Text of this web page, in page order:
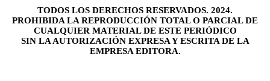
TODOS LOS DERECHOS RESERVADOS. 2024.
PROHIBIDA LA REPRODUCCIÓN TOTAL O PARCIAL DE
CUALQUIER MATERIAL DE ESTE PERIÓDICO
SIN LA AUTORIZACIÓN EXPRESA Y ESCRITA DE LA
EMPRESA EDITORA.